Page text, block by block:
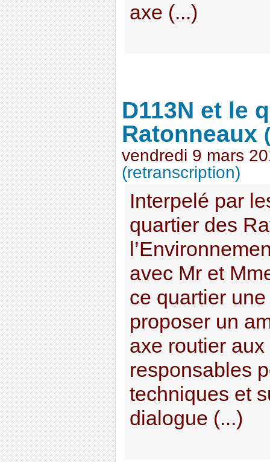
axe (...)
D113N et le
Ratonneaux
vendredi 9 mars
(retranscription)
Interpelé par
quartier des
avec Mr et
ce quartier
proposer un
axe routier
responsables
techniques et
dialogue (...)